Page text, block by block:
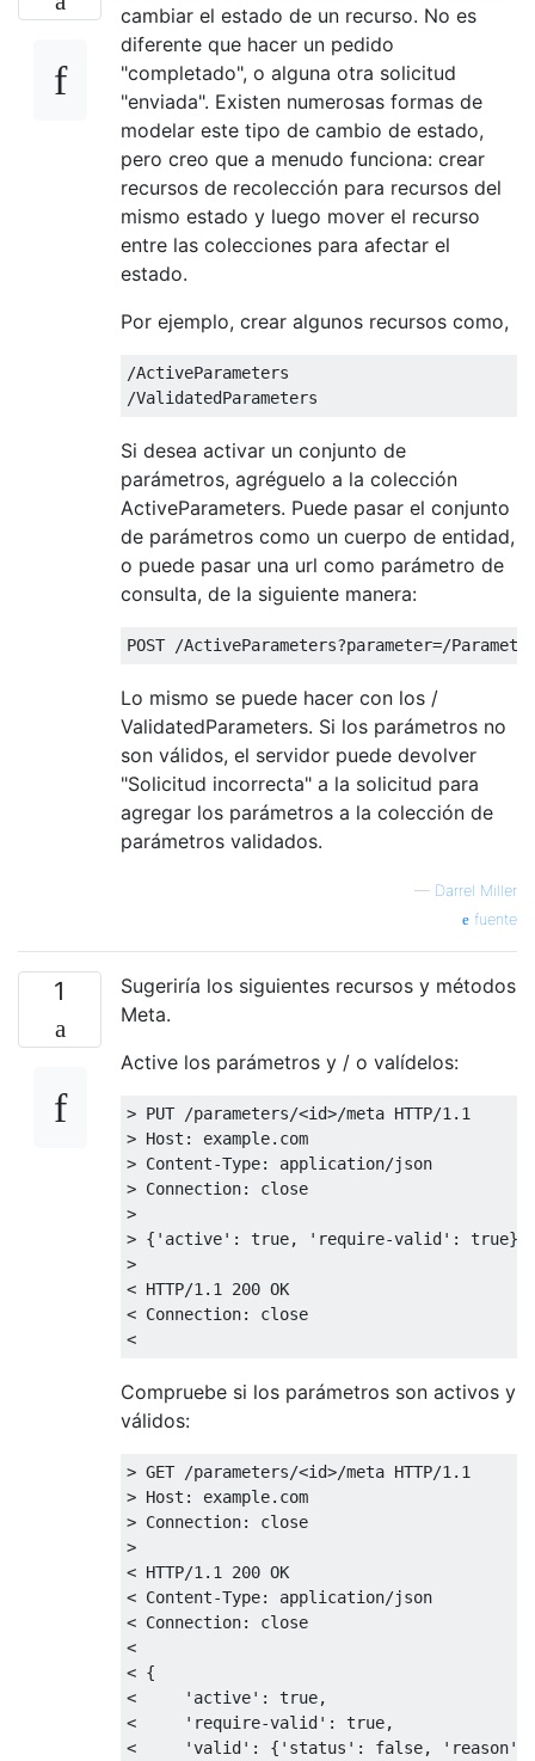
cambiar el estado de un recurso. No es
diferente que hacer un pedido
"completado", o alguna otra solicitud
"enviada". Existen numerosas formas de
modelar este tipo de cambio de estado,
pero creo que a menudo funciona: crear
recursos de recolección para recursos del
mismo estado y luego mover el recurso
entre las colecciones para afectar el
estado.
Por ejemplo, crear algunos recursos como,
/ActiveParameters
Si desea activar un conjunto de
parámetros, agréguelo a la colección
ActiveParameters. Puede pasar el conjunto
de parámetros como un cuerpo de entidad,
o puede pasar una url como parámetro de
consulta, de la siguiente manera:
Lo mismo se puede hacer con los /
ValidatedParameters. Si los parámetros no
son válidos, el servidor puede devolver
"Solicitud incorrecta" a la solicitud para
agregar los parámetros a la colección de
parámetros validados.
— Darrel Miller
fuente
1
Sugeriría los siguientes recursos y métodos
Meta.
Active los parámetros y / o valídelos:
> PUT /parameters/<id>/meta HTTP/1.1
> Host: example.com
> Content-Type: application/json
> Connection: close
>
> {'active': true, 'require-valid': true}
>
< HTTP/1.1 200 OK
< Connection: close
Compruebe si los parámetros son activos y
válidos:
> GET /parameters/<id>/meta HTTP/1.1
> Host: example.com
> Connection: close
>
< HTTP/1.1 200 OK
< Content-Type: application/json
< Connection: close
<
< {
<     'active': true,
<     'require-valid': true,
<     'valid': {'status': false,